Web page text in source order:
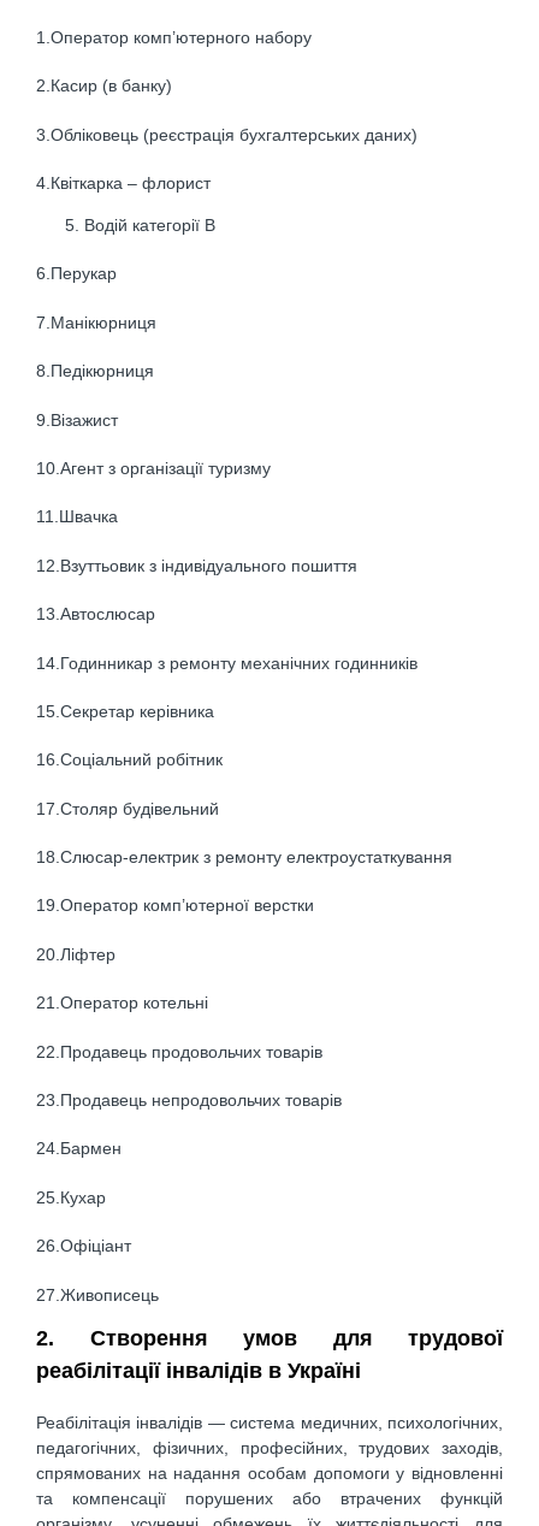
1.Оператор комп’ютерного набору
2.Касир (в банку)
3.Обліковець (реєстрація бухгалтерських даних)
4.Квіткарка – флорист
Водій категорії В
6.Перукар
7.Манікюрниця
8.Педікюрниця
9.Візажист
10.Агент з організації туризму
11.Швачка
12.Взуттьовик з індивідуального пошиття
13.Автослюсар
14.Годинникар з ремонту механічних годинників
15.Секретар керівника
16.Соціальний робітник
17.Столяр будівельний
18.Слюсар-електрик з ремонту електроустаткування
19.Оператор комп’ютерної верстки
20.Ліфтер
21.Оператор котельні
22.Продавець продовольчих товарів
23.Продавець непродовольчих товарів
24.Бармен
25.Кухар
26.Офіціант
27.Живописець
2. Створення умов для трудової
реабілітації інвалідів в Україні
Реабілітація інвалідів — система медичних, психологічних,
педагогічних, фізичних, професійних, трудових заходів,
спрямованих на надання особам допомоги у відновленні
та компенсації порушених або втрачених функцій